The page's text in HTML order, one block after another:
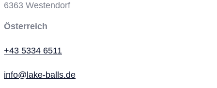
6363 Westendorf
Österreich
+43 5334 6511
info@lake-balls.de